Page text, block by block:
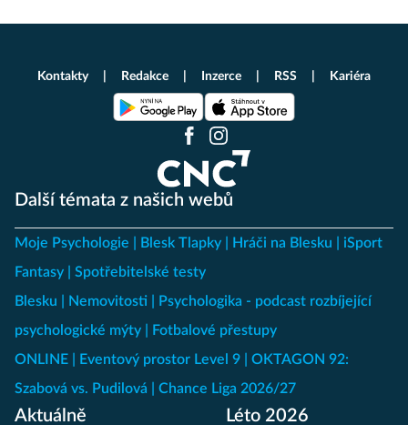
Další témata z našich webů
Moje Psychologie Blesk Tlapky Hráči na Blesku
iSport
Fantasy
Spotřebitelské testy
Blesku
Nemovitosti
Psychologika - podcast rozbíjející
psychologické mýty
Fotbalové přestupy
ONLINE
Eventový prostor Level 9
OKTAGON 92:
Szabová vs. Pudilová
Chance Liga 2026/27
Aktuálně Léto 2026
Kontakty Redakce Inzerce RSS Kariéra